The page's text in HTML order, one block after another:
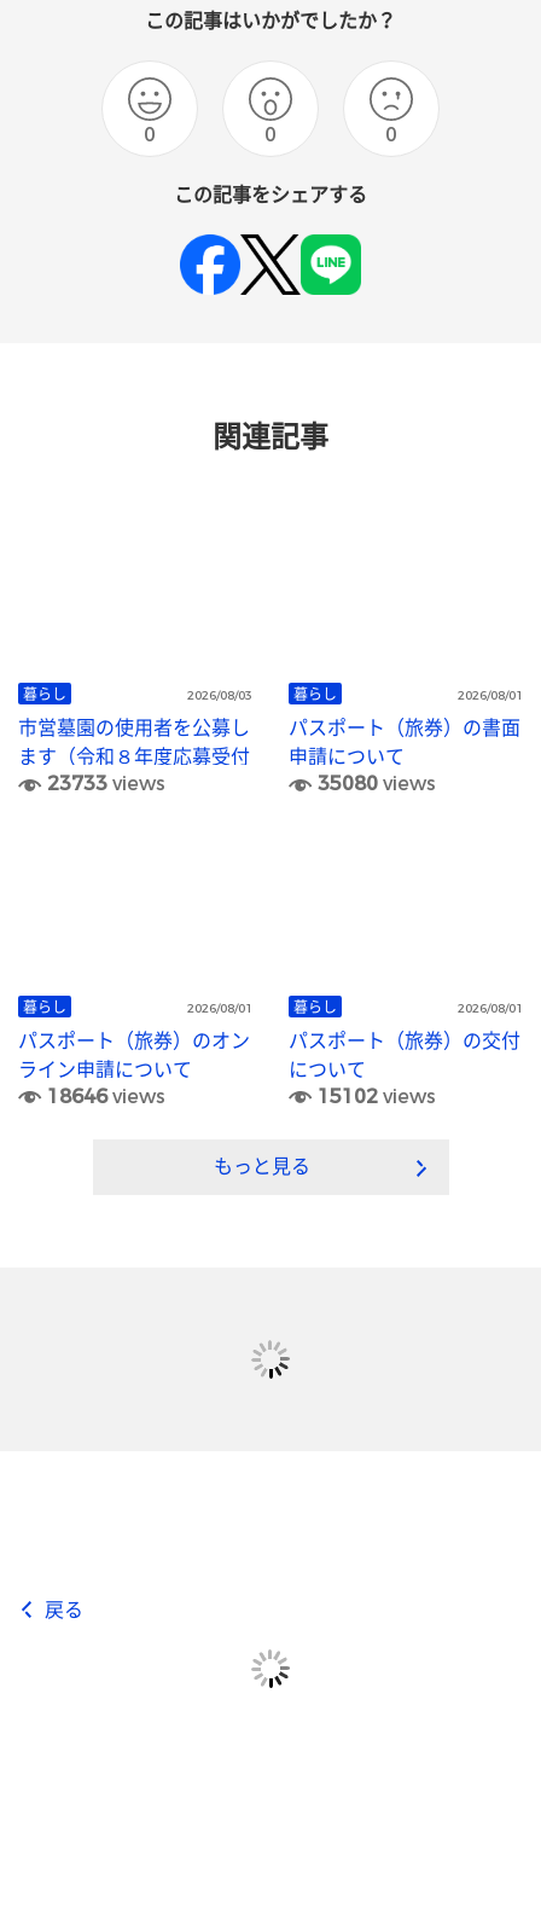
この記事はいかがでしたか？
0 0 0
この記事をシェアする
関連記事
暮らし 2026/08/03
市営墓園の使用者を公募し
ます（令和８年度応募受付
終了）23733views
暮らし 2026/08/01
パスポート（旅券）の書面
申請について
35080views
暮らし 2026/08/01
パスポート（旅券）のオン
ライン申請について
18646views
暮らし 2026/08/01
パスポート（旅券）の交付
について
15102views
もっと見る
戻る